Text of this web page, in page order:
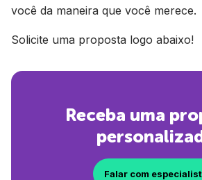
você da maneira que você merece.
Solicite uma proposta logo abaixo!
Receba uma
Falar com